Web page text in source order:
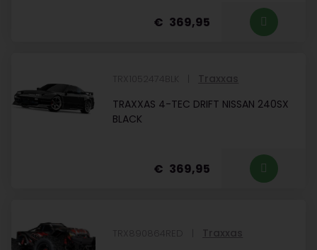
369,95
TRX1052474BLK
Traxxas
TRAXXAS 4-TEC DRIFT NISSAN 240SX
BLACK
369,95
TRX890864RED
Traxxas